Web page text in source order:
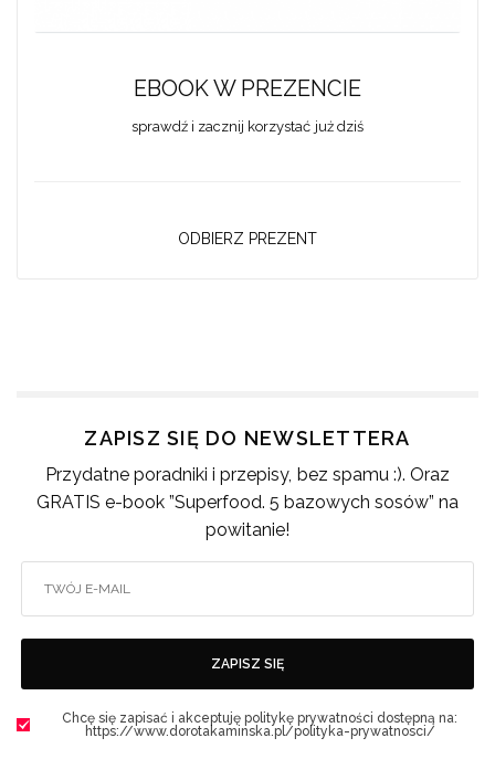
EBOOK W PREZENCIE
sprawdź i zacznij korzystać już dziś
ODBIERZ PREZENT
ZAPISZ SIĘ DO NEWSLETTERA
Przydatne poradniki i przepisy, bez spamu :). Oraz
GRATIS e-book ”Superfood. 5 bazowych sosów” na
powitanie!
ZAPISZ SIĘ
Chcę się zapisać i akceptuję politykę prywatności dostępną na:
https://www.dorotakaminska.pl/polityka-prywatnosci/